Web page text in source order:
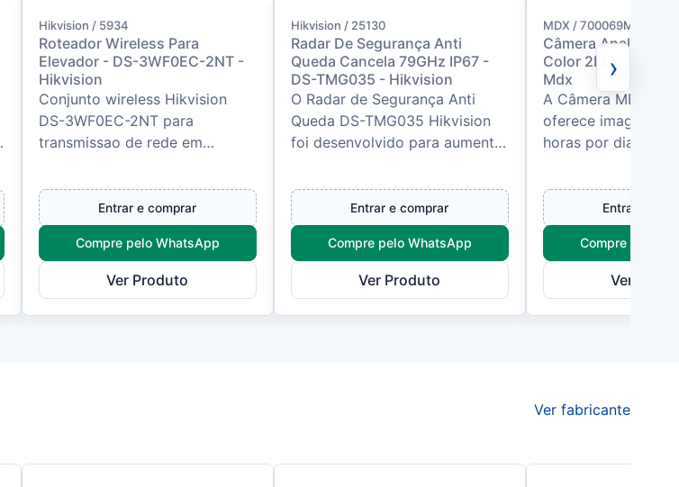
Hikvision / 5934
Roteador Wireless Para
Elevador - DS-3WF0EC-2NT -
Hikvision
Conjunto wireless Hikvision
DS-3WF0EC-2NT para
transmissao de rede em
projetos de CFTV sem
cabeamento movel entre a...
Entrar e comprar
Compre pelo WhatsApp
Ver Produto
Hikvision / 25130
Radar De Segurança Anti
Queda Cancela 79GHz IP67 -
DS-TMG035 - Hikvision
O Radar de Segurança Anti
Queda DS-TMG035 Hikvision
foi desenvolvido para aumentar
sistemas de controle de acess...
Entrar e comprar
Compre pelo WhatsApp
Ver Produto
MDX / 700069M
Câmera Analógica
Color 2MP -
Mdx
A Câmera MDX
oferece imagens
horas por dia, com
CMOS de alta
Poss...
Entrar e
Compre pelo
Ver
›
Ver fabricante